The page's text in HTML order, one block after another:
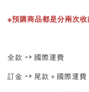
※預購商品都是分兩次收
全款 -> 國際運費
訂金 -> 尾款＋國際運費